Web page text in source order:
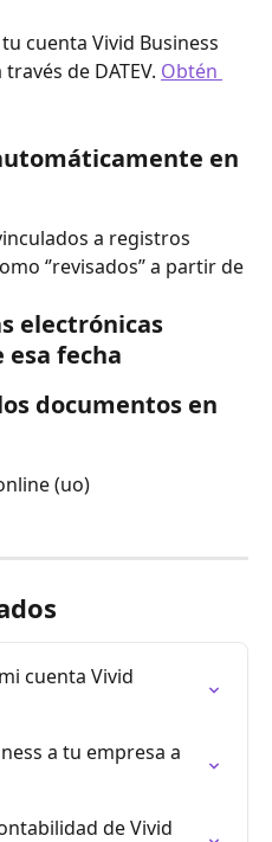
cuenta Vivid Business
de DATEV. Obtén
en
a registros
‘’revisados’’ a partir de
electrónicas
esa fecha
documentos en
(uo)
cuenta Vivid
a tu empresa a
de Vivid